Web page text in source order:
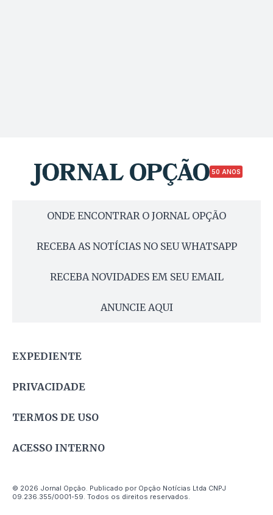
50 ANOS
ONDE ENCONTRAR O JORNAL OPÇÃO
RECEBA AS NOTÍCIAS NO SEU WHATSAPP
RECEBA NOVIDADES EM SEU EMAIL
ANUNCIE AQUI
EXPEDIENTE
PRIVACIDADE
TERMOS DE USO
ACESSO INTERNO
© 2026 Jornal Opção. Publicado por Opção Notícias Ltda CNPJ
09.236.355/0001-59. Todos os direitos reservados.